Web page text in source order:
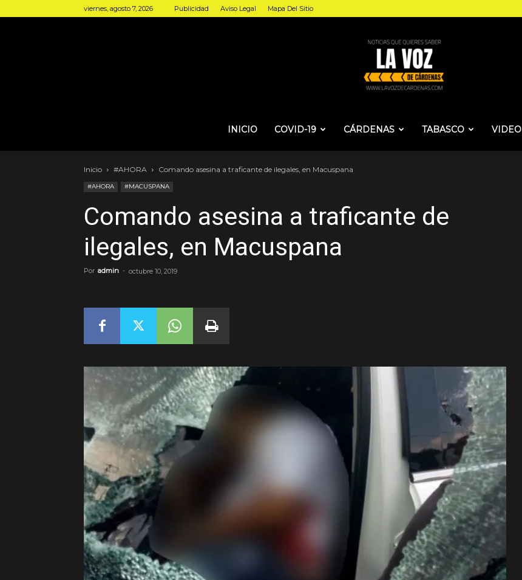
viernes, agosto 7, 2026 Publicidad Aviso Legal Mapa Del Sitio
Voz
INICIO COVID-19 CÁRDENAS TABASCO VIDEO
Inicio #AHORA Comando asesina a traficante de ilegales, en Macuspana
#AHORA #MACUSPANA
Comando asesina a traficante de
ilegales, en Macuspana
Por admin - octubre 10, 2019